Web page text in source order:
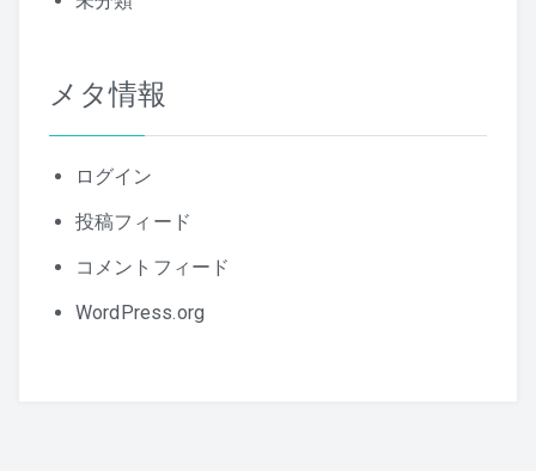
メタ情報
ログイン
投稿フィード
コメントフィード
WordPress.org